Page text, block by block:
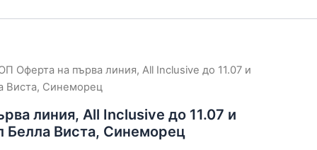
Оферта на първа линия, All Inclusive до 11.07 и
Виста, Синеморец
линия, All Inclusive до 11.07 и
Белла Виста, Синеморец